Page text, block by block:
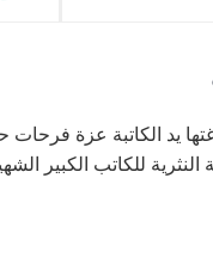
يد الكاتبة عزة
النثرية للكاتب الكبير